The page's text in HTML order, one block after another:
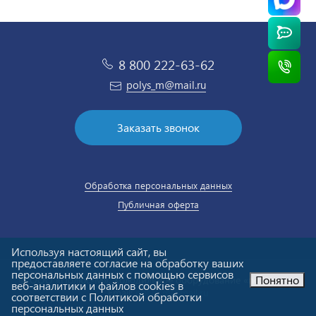
8 800 222-63-62
polys_m@mail.ru
Заказать звонок
Обработка персональных данных
Публичная оферта
© ООО «Полюс-М». Холодильное оборудование «под ключ».
Email:polys_m@mail.ru
Используя настоящий сайт, вы
предоставляете согласие на обработку ваших
персональных данных с помощью сервисов
веб-аналитики и файлов cookies в
соответствии с Политикой обработки
персональных данных
Понятно